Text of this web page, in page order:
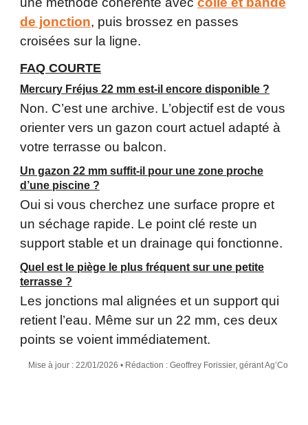
de jonction, puis brossez en passes
croisées sur la ligne.
FAQ COURTE
Mercury Fréjus 22 mm est-il encore disponible ?
Non. C’est une archive. L’objectif est de vous
orienter vers un gazon court actuel adapté à
votre terrasse ou balcon.
Un gazon 22 mm suffit-il pour une zone proche
d’une piscine ?
Oui si vous cherchez une surface propre et
un séchage rapide. Le point clé reste un
support stable et un drainage qui fonctionne.
Quel est le piège le plus fréquent sur une petite
terrasse ?
Les jonctions mal alignées et un support qui
retient l’eau. Même sur un 22 mm, ces deux
points se voient immédiatement.
Mise à jour : 22/01/2026 • Rédaction : Geoffrey Forissier, gérant Ag’Co